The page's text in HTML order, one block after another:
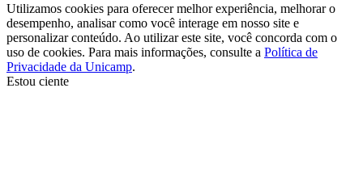
Utilizamos cookies para oferecer melhor experiência, melhorar o
desempenho, analisar como você interage em nosso site e
personalizar conteúdo. Ao utilizar este site, você concorda com o
uso de cookies. Para mais informações, consulte a Política de
Privacidade da Unicamp.
Estou ciente